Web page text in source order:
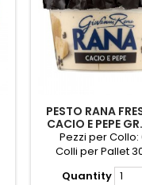
PESTO RANA
CACIO E PEPE
Pezzi per Collo:
Colli per Pallet
Quantity